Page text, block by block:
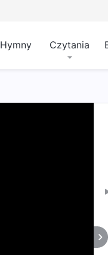
Hymny Czytania